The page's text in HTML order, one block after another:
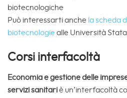
biotecnologiche
Può interessarti anche la scheda
biotecnologie alle Università
Corsi interfacoltà
Economia e gestione delle
servizi sanitariè un’interfacoltà